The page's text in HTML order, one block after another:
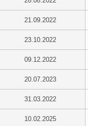
21.09.2022
23.10.2022
09.12.2022
20.07.2023
31.03.2022
10.02.2025